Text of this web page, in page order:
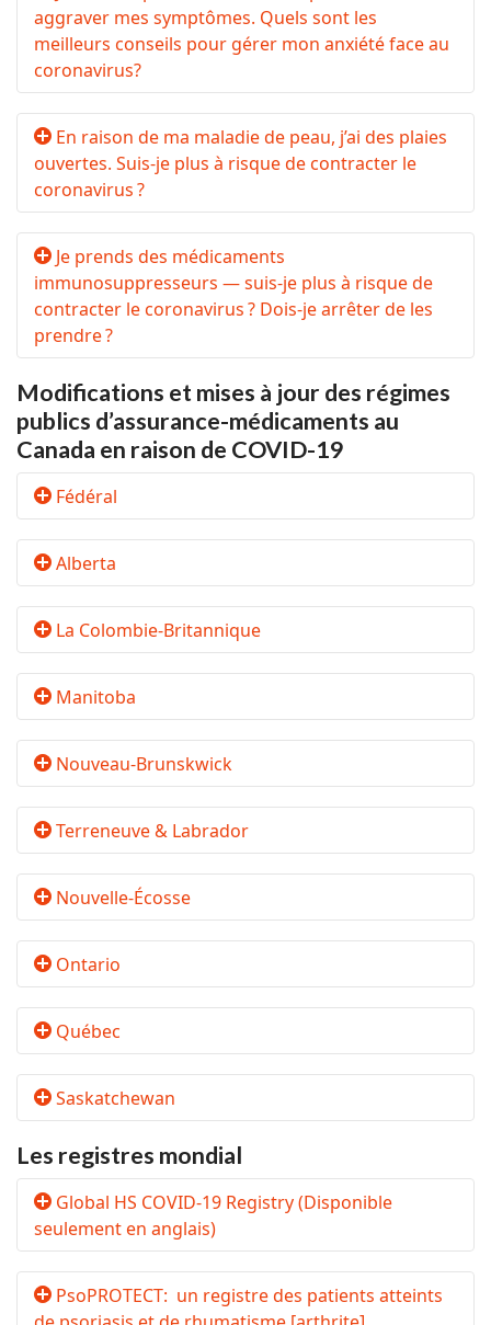
aggraver mes symptômes. Quels sont les
meilleurs conseils pour gérer mon anxiété face au
coronavirus?
En raison de ma maladie de peau, j’ai des plaies
ouvertes. Suis-je plus à risque de contracter le
coronavirus ?
Je prends des médicaments
immunosuppresseurs — suis-je plus à risque de
contracter le coronavirus ? Dois-je arrêter de les
prendre ?
Modifications et mises à jour des régimes
publics d’assurance-médicaments au
Canada en raison de COVID-19
Fédéral
Alberta
La Colombie-Britannique
Manitoba
Nouveau-Brunskwick
Terreneuve & Labrador
Nouvelle-Écosse
Ontario
Québec
Saskatchewan
Les registres mondial
Global HS COVID-19 Registry (Disponible
seulement en anglais)
PsoPROTECT: un registre des patients atteints